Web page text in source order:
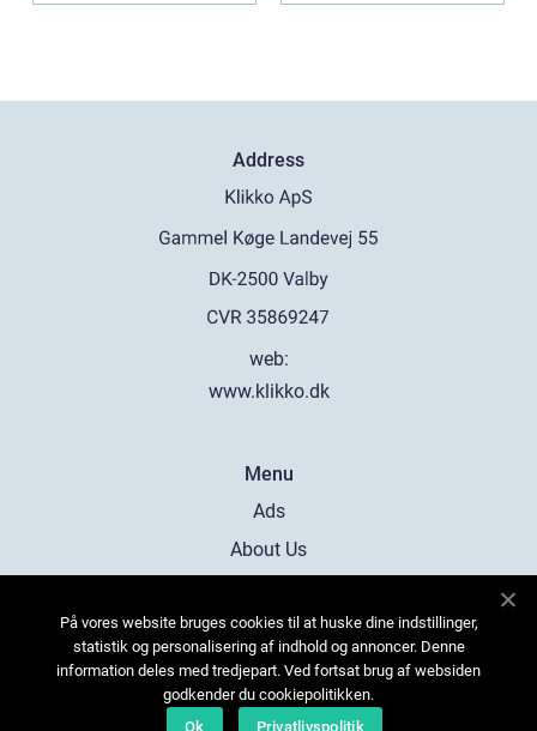
Address
web:
www.klikko.dk
Menu
Ads
About Us
Contact
Sitemap
På vores website bruges cookies til at huske dine indstillinger,
statistik og personalisering af indhold og annoncer. Denne
information deles med tredjepart. Ved fortsat brug af websiden
godkender du cookiepolitikken.
Ok
Privatlivspolitik